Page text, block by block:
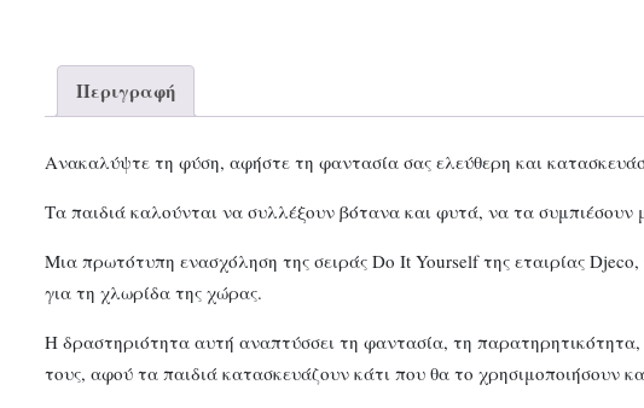
Περιγραφή
Ανακαλύψτε τη φύση, αφήστε τη φαντασία σας ελεύθερη και
Τα παιδιά καλούνται να συλλέξουν βότανα και φυτά, να τα συμπιέσουν
Μια πρωτότυπη ενασχόληση της σειράς Do It Yourself της εταιρίας
για τη χλωρίδα της χώρας.
Η δραστηριότητα αυτή αναπτύσσει τη φαντασία, τη
τους, αφού τα παιδιά κατασκευάζουν κάτι που θα το χρησιμοποιήσουν